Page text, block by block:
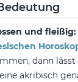
und fleißig:
dann
akribisch